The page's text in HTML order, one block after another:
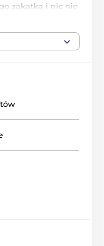
zakątka i nic nie
(brak w
Laserowe